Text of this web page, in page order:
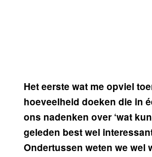
Het eerste wat me opviel
hoeveelheid doeken die in
ons nadenken over ‘wat
geleden best wel
Ondertussen weten we wel